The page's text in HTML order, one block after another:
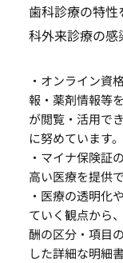
歯科診療の特
科外来診療の感
・オンライン資
報・薬剤情報等
が閲覧・活用で
に努めています。
・マイナ保険証
高い医療を提供
・医療の透明化
ていく観点から
酬の区分・項目
した詳細な明細